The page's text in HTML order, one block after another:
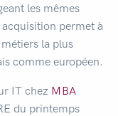
les mêmes
permet à
la plus
comme européen.
IT chez MBA
du printemps